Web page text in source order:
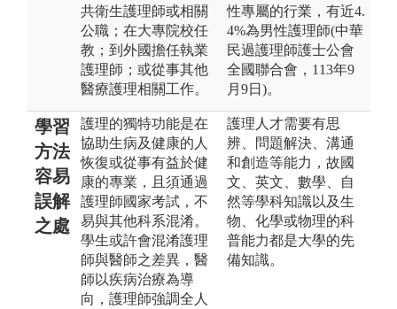
共衛生護理師或相關
公職；在大專院校任
教；到外國擔任執業
護理師；或從事其他
醫療護理相關工作。
性專屬的行業，有近4.
4%為男性護理師(中華
民過護理師護士公會
全國聯合會，113年9
月9日)。
學習
方法
容易
誤解
之處
護理的獨特功能是在
協助生病及健康的人
恢復或從事有益於健
康的專業，且須通過
護理師國家考試，不
易與其他科系混淆。
學生或許會混淆護理
師與醫師之差異，醫
師以疾病治療為導
向，護理師強調全人
護理人才需要有思
辨、問題解決、溝通
和創造等能力，故國
文、英文、數學、自
然等學科知識以及生
物、化學或物理的科
普能力都是大學的先
備知識。